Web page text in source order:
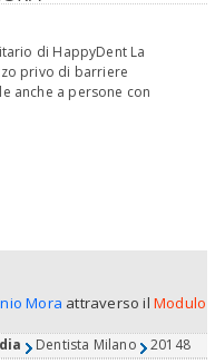
di HappyDent La
privo di barriere
anche a persone con
Mora attraverso il Modulo
Dentista Milano 20148